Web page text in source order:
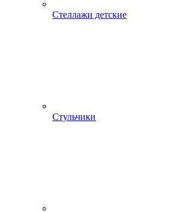
Стеллажи детские
Стульчики